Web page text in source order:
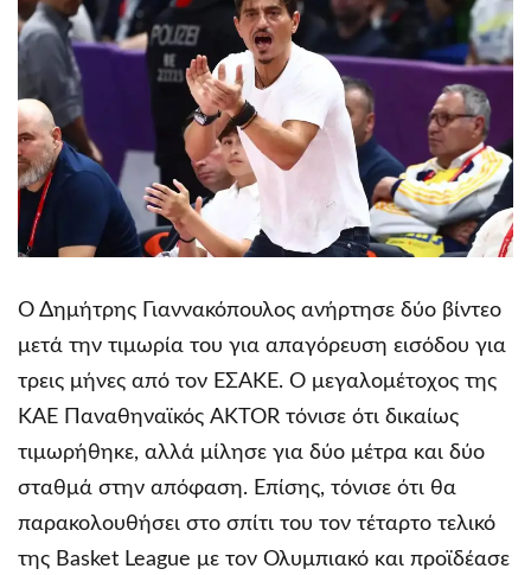
Ο Δημήτρης Γιαννακόπουλος ανήρτησε δύο βίντεο
μετά την τιμωρία του για απαγόρευση εισόδου για
τρεις μήνες από τον ΕΣΑΚΕ. Ο μεγαλομέτοχος της
ΚΑΕ Παναθηναϊκός AKTOR τόνισε ότι δικαίως
τιμωρήθηκε, αλλά μίλησε για δύο μέτρα και δύο
σταθμά στην απόφαση. Επίσης, τόνισε ότι θα
παρακολουθήσει στο σπίτι του τον τέταρτο τελικό
της Basket League με τον Ολυμπιακό και προϊδέασε